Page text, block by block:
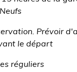
Prévoir
le départ
réguliers